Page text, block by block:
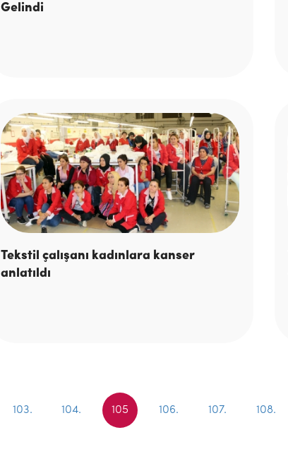
Gelindi
Tekstil çalışanı kadınlara kanser
anlatıldı
103. 104. 105 106. 107. 108.